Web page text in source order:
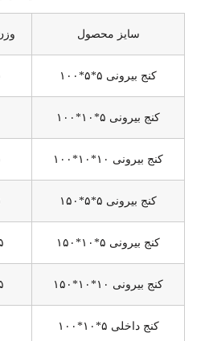
سایز محصول وزن لبه
کنج بیرونی ۵*۵*۱۰۰
کنج بیرونی ۵*۱۰*۱۰۰
کنج بیرونی ۱۰*۱۰*۱۰۰
کنج بیرونی ۵*۵*۱۵۰
کنج بیرونی ۵*۱۰*۱۵۰
کنج بیرونی ۱۰*۱۰*۱۵۰
کنج داخلی ۵*۱۰*۱۰۰